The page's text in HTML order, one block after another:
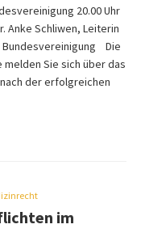
20.00 Uhr
Anke Schliwen, Leiterin
Bundesvereinigung Die
Sie sich über das
der erfolgreichen
im